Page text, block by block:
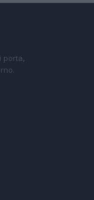
porta,